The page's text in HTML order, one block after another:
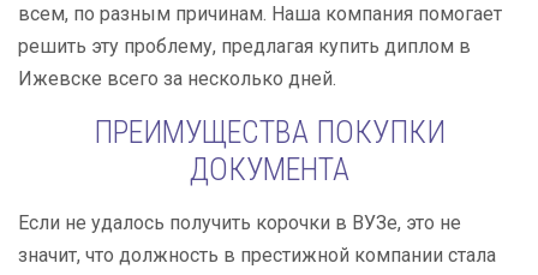
всем, по разным причинам. Наша компания помогает
решить эту проблему, предлагая купить диплом в
Ижевске всего за несколько дней.
ПРЕИМУЩЕСТВА ПОКУПКИ
ДОКУМЕНТА
Если не удалось получить корочки в ВУЗе, это не
значит, что должность в престижной компании стала